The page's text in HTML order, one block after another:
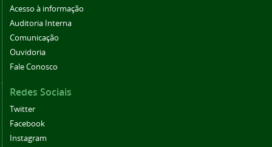
Acesso à informação
Auditoria Interna
Comunicação
Ouvidoria
Fale Conosco
Redes Sociais
Twitter
Facebook
Instagram